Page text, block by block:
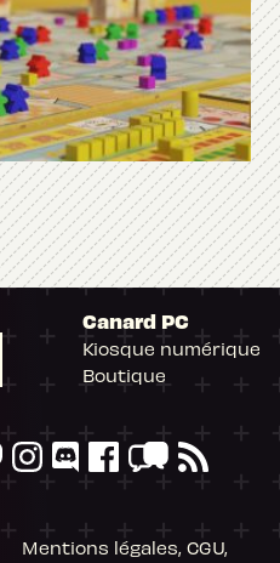
Canard PC
Kiosque numérique
Boutique
Mentions légales, CGU,